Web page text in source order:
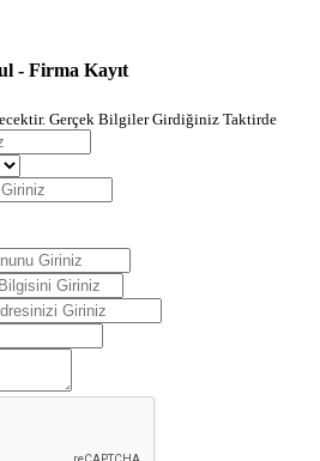
- Firma Kayıt
Gerçek Bilgiler Girdiğiniz Taktirde